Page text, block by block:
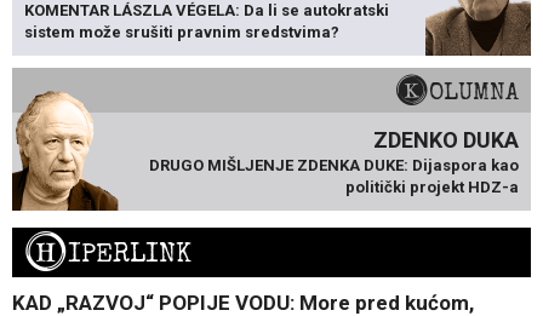
KOMENTAR LÁSZLA VÉGELA: Da li se autokratski
sistem može srušiti pravnim sredstvima?
KOLUMNA
ZDENKO DUKA
DRUGO MIŠLJENJE ZDENKA DUKE: Dijaspora kao
politički projekt HDZ-a
HIPERLINK
KAD „RAZVOJ“ POPIJE VODU: More pred kućom,